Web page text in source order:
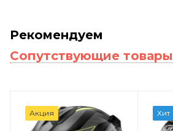
Рекомендуем
Сопутствующие товары
Акция Хит